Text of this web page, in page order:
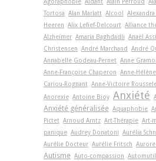
Tortosa Alan Marlatt Alcool
Heeren Alix Lefief-Delcourt Alliance
Alzheimer Amaria Baghdadli Anaël
Christensen André Marchand André
Annabelle Godeau-Pernet Anne
Anne-Françoise Chaperon Anne-
Cariou-Rognant Anne-Victoire
Anorexie Antoine Bioy Anxiété
Anxiété généralisée Aquaphobie
Pictet Arnoud Arntz Art-Thérapie Art-­
panique Audrey Donatoni Aurélia
Aurélie Docteur Aurélie Fritsch Aurore
Autisme Auto-compassion